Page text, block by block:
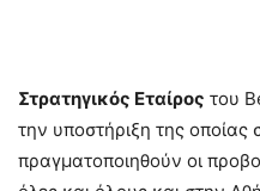
Στρατηγικός Εταίρος του
την υποστήριξη της
πραγματοποιηθούν οι